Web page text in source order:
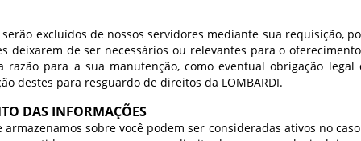
serão excluídos de nossos servidores mediante sua requisição,
deixarem de ser necessários ou relevantes para o
para a sua manutenção, como eventual obrigação
destes para resguardo de direitos da LOMBARDI.
DAS INFORMAÇÕES
sobre você podem ser consideradas ativos no